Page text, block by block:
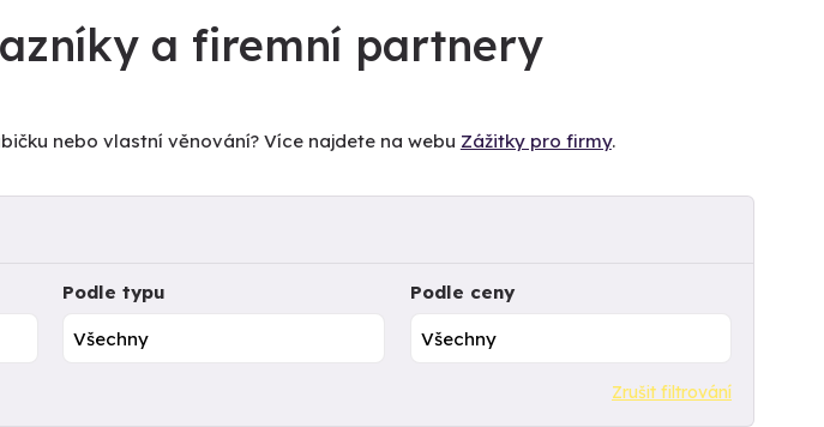
a firemní partnery
nebo vlastní věnování? Více najdete na webu Zážitky pro firmy.
Podle typu Podle ceny
Zrušit filtrování